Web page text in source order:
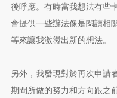
後呼應。有時當我想法有些
會提供一些辦法像是閱讀相
等來讓我激盪出新的想法。
另外，我發現對於再次申請
期間所做的努力和方向跟之